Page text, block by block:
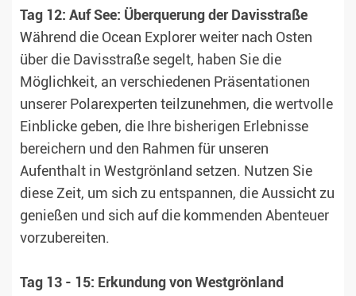
Tag 12: Auf See: Überquerung der Davisstraße
Während die Ocean Explorer weiter nach Osten
über die Davisstraße segelt, haben Sie die
Möglichkeit, an verschiedenen Präsentationen
unserer Polarexperten teilzunehmen, die wertvolle
Einblicke geben, die Ihre bisherigen Erlebnisse
bereichern und den Rahmen für unseren
Aufenthalt in Westgrönland setzen. Nutzen Sie
diese Zeit, um sich zu entspannen, die Aussicht zu
genießen und sich auf die kommenden Abenteuer
vorzubereiten.
Tag 13 - 15: Erkundung von Westgrönland